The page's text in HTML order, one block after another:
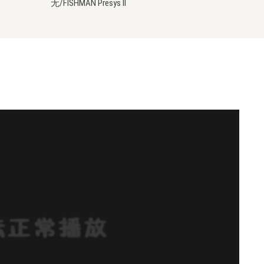
无/FISHMAN Presys II